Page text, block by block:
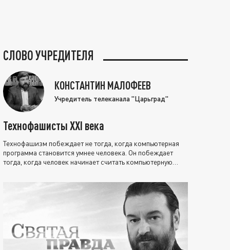
СЛОВО УЧРЕДИТЕЛЯ
КОНСТАНТИН МАЛОФЕЕВ
Учредитель телеканала "Царьград"
Технофашисты XXI века
Технофашизм побеждает не тогда, когда компьютерная
программа становится умнее человека. Он побеждает
тогда, когда человек начинает считать компьютерную